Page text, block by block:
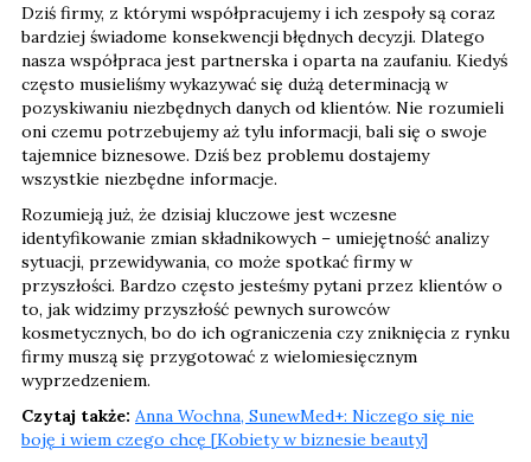
Dziś firmy, z którymi współpracujemy i ich zespoły są coraz
bardziej świadome konsekwencji błędnych decyzji. Dlatego
nasza współpraca jest partnerska i oparta na zaufaniu. Kiedyś
często musieliśmy wykazywać się dużą determinacją w
pozyskiwaniu niezbędnych danych od klientów. Nie rozumieli
oni czemu potrzebujemy aż tylu informacji, bali się o swoje
tajemnice biznesowe. Dziś bez problemu dostajemy
wszystkie niezbędne informacje.
Rozumieją już, że dzisiaj kluczowe jest wczesne
identyfikowanie zmian składnikowych – umiejętność analizy
sytuacji, przewidywania, co może spotkać firmy w
przyszłości. Bardzo często jesteśmy pytani przez klientów o
to, jak widzimy przyszłość pewnych surowców
kosmetycznych, bo do ich ograniczenia czy zniknięcia z rynku
firmy muszą się przygotować z wielomiesięcznym
wyprzedzeniem.
Czytaj także: Anna Wochna, SunewMed+: Niczego się nie
boję i wiem czego chcę [Kobiety w biznesie beauty]